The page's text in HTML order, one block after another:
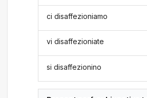
ci disaffezioniamo
vi disaffezioniate
si disaffezionino